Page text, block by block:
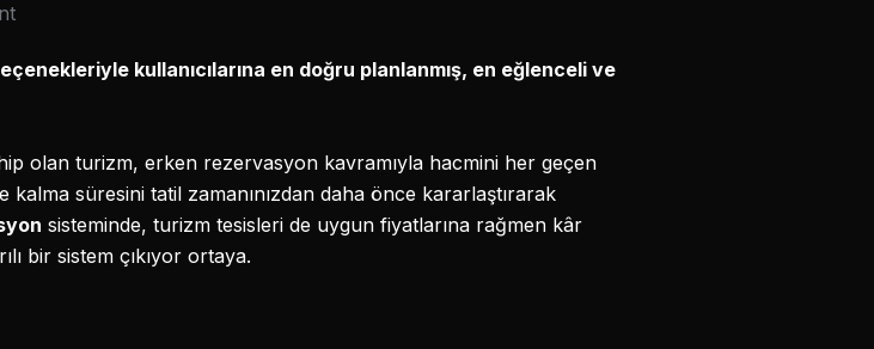
kullanıcılarına en doğru planlanmış, en eğlenceli ve
olan turizm, erken rezervasyon kavramıyla hacmini her geçen
süresini tatil zamanınızdan daha önce kararlaştırarak
sisteminde, turizm tesisleri de uygun fiyatlarına rağmen kâr
bir sistem çıkıyor ortaya.